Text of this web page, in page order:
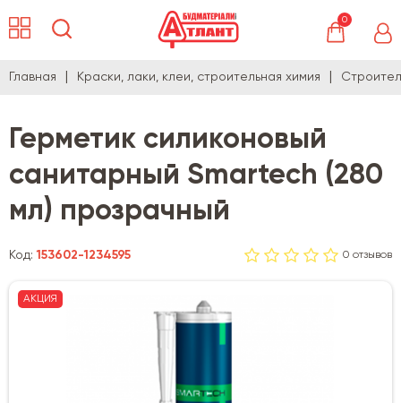
0
Главная Краски, лаки, клеи, строительная химия
Герметик силиконовый
санитарный Smartech (280
мл) прозрачный
Код:153602-1234595 0 отзывов
АКЦИЯ